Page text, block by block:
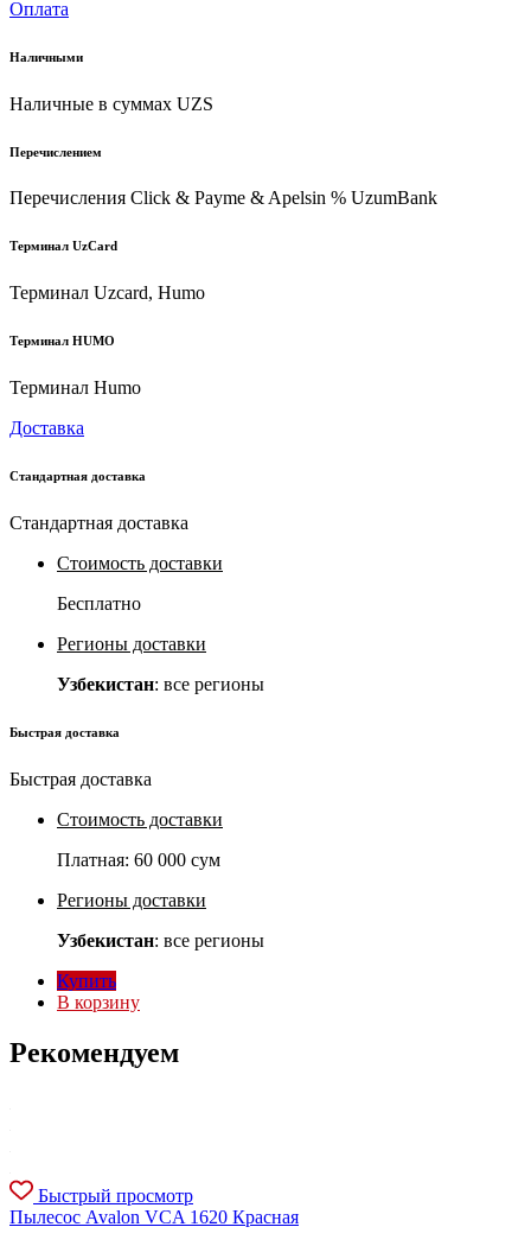
Оплата
Наличными
Наличные в суммах UZS
Перечислением
Перечисления Click & Payme & Apelsin % UzumBank
Терминал UzCard
Терминал Uzcard, Humo
Терминал HUMO
Терминал Humo
Доставка
Стандартная доставка
Стандартная доставка
Стоимость доставки
Бесплатно
Регионы доставки
Узбекистан: все регионы
Быстрая доставка
Быстрая доставка
Стоимость доставки
Платная: 60 000 сум
Регионы доставки
Узбекистан: все регионы
Купить
В корзину
Рекомендуем
Быстрый просмотр
Пылесос Avalon VCA 1620 Красная